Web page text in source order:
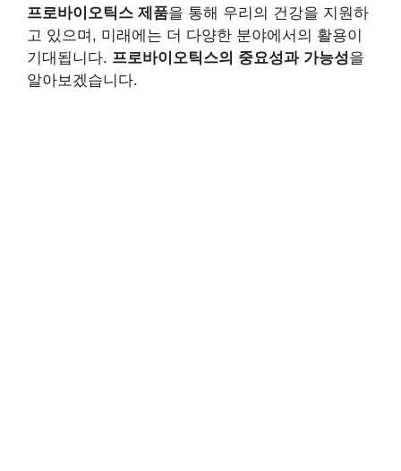
프로바이오틱스 제품을 통해 우리의 건강을 지원하
고 있으며, 미래에는 더 다양한 분야에서의 활용이
기대됩니다. 프로바이오틱스의 중요성과 가능성을
알아보겠습니다.